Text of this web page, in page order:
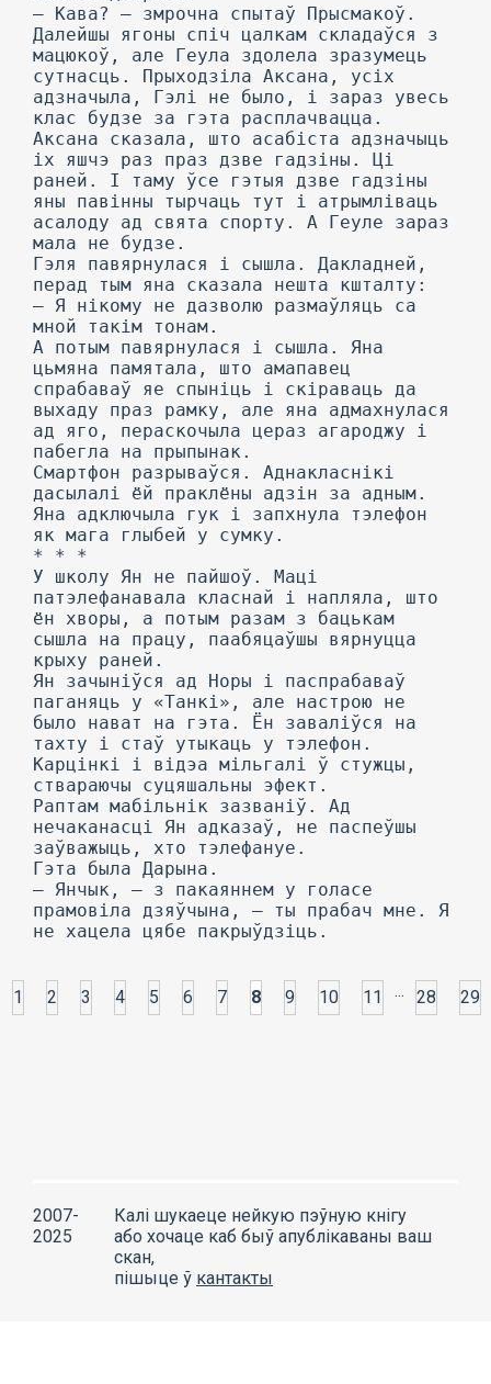
— Кава? — змрочна спытаў Прысмакоў.
Далейшы ягоны спіч цалкам складаўся з
мацюкоў, але Геула здолела зразумець
сутнасць. Прыходзіла Аксана, усіх
адзначыла, Гэлі не было, і зараз увесь
клас будзе за гэта расплачвацца.
Аксана сказала, што асабіста адзначыць
іх яшчэ раз праз дзве гадзіны. Ці
раней. I таму ўсе гэтыя дзве гадзіны
яны павінны тырчаць тут і атрымліваць
асалоду ад свята спорту. А Геуле зараз
мала не будзе.
Гэля павярнулася і сышла. Дакладней,
перад тым яна сказала нешта кшталту:
— Я нікому не дазволю размаўляць са
мной такім тонам.
А потым павярнулася і сышла. Яна
цьмяна памятала, што амапавец
спрабаваў яе спыніць і скіраваць да
выхаду праз рамку, але яна адмахнулася
ад яго, пераскочыла цераз агароджу і
пабегла на прыпынак.
Смартфон разрываўся. Аднакласнікі
дасылалі ёй праклёны адзін за адным.
Яна адключыла гук і запхнула тэлефон
як мага глыбей у сумку.
* * *
У школу Ян не пайшоў. Маці
патэлефанавала класнай і напляла, што
ён хворы, а потым разам з бацькам
сышла на працу, паабяцаўшы вярнуцца
крыху раней.
Ян зачыніўся ад Норы і паспрабаваў
паганяць у «Танкі», але настрою не
было нават на гэта. Ён заваліўся на
тахту і стаў утыкаць у тэлефон.
Карцінкі і відэа мільгалі ў стужцы,
ствараючы суцяшальны эфект.
Раптам мабільнік зазваніў. Ад
нечаканасці Ян адказаў, не паспеўшы
заўважыць, хто тэлефануе.
Гэта была Дарына.
— Янчык, — з пакаяннем у голасе
прамовіла дзяўчына, — ты прабач мне. Я
не хацела цябе пакрыўдзіць.
1 2 3 4 5 6 7 8 9 10 11 ... 28 29
2007-
2025
Калі шукаеце нейкую пэўную кнігу
або хочаце каб быў апублікаваны ваш
скан,
пішыце ў кантакты